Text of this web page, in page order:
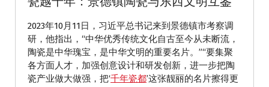
2023年10月11日，习近平总书记来到景德镇市考察调
研，他指出，“中华优秀传统文化自古至今从未断流，
陶瓷是中华瑰宝，是中华文明的重要名片。”“要集聚
各方面人才，加强创意设计和研发创新，进一步把陶
瓷产业做大做强，把‘千年瓷都’这张靓丽的名片擦得更